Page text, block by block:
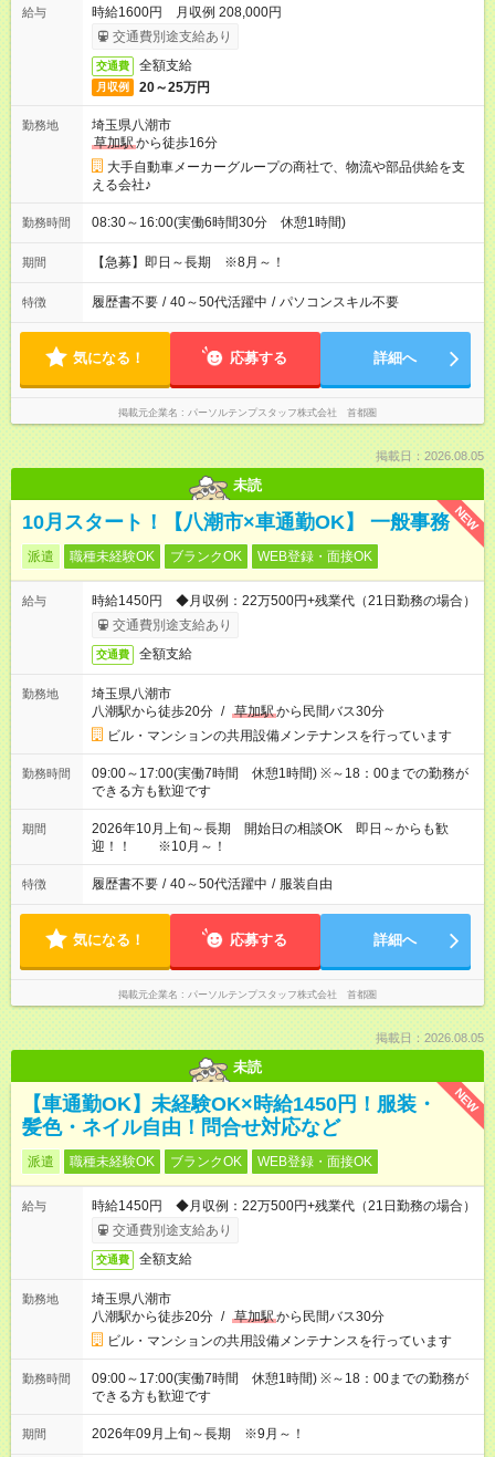
給与
時給1600円 月収例 208,000円
交通費別途支給あり
交通費 全額支給
月収例 20～25万円
勤務地
埼玉県八潮市
草加駅から徒歩16分
大手自動車メーカーグループの商社で、物流や部品供給を支
える会社♪
勤務時間 08:30～16:00(実働6時間30分 休憩1時間)
期間 【急募】即日～長期 ※8月～！
特徴 履歴書不要 / 40～50代活躍中 / パソコンスキル不要
気になる！ 応募する 詳細へ
掲載元企業名 パーソルテンプスタッフ株式会社 首都圏
掲載日：2026.08.05
未読
NEW
10月スタート！【八潮市×車通勤OK】 一般事務
派遣 職種未経験OK ブランクOK WEB登録・面接OK
給与
時給1450円 ◆月収例：22万500円+残業代（21日勤務の場合）
交通費別途支給あり
交通費 全額支給
勤務地
埼玉県八潮市
八潮駅から徒歩20分 / 草加駅から民間バス30分
ビル・マンションの共用設備メンテナンスを行っています
勤務時間
09:00～17:00(実働7時間 休憩1時間) ※～18：00までの勤務が
できる方も歓迎です
期間
2026年10月上旬～長期 開始日の相談OK 即日～からも歓
迎！！ ※10月～！
特徴 履歴書不要 / 40～50代活躍中 / 服装自由
気になる！ 応募する 詳細へ
掲載元企業名 パーソルテンプスタッフ株式会社 首都圏
掲載日：2026.08.05
未読
NEW
【車通勤OK】未経験OK×時給1450円！服装・
髪色・ネイル自由！問合せ対応など
派遣 職種未経験OK ブランクOK WEB登録・面接OK
給与
時給1450円 ◆月収例：22万500円+残業代（21日勤務の場合）
交通費別途支給あり
交通費 全額支給
勤務地
埼玉県八潮市
八潮駅から徒歩20分 / 草加駅から民間バス30分
ビル・マンションの共用設備メンテナンスを行っています
勤務時間
09:00～17:00(実働7時間 休憩1時間) ※～18：00までの勤務が
できる方も歓迎です
期間 2026年09月上旬～長期 ※9月～！